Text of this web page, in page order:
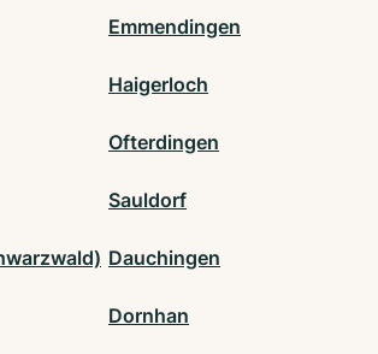
Emmendingen
Haigerloch
Ofterdingen
Sauldorf
Dauchingen
Dornhan